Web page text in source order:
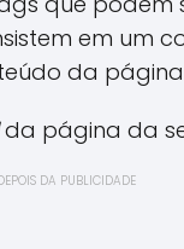
em um
da
da página da
DA PUBLICIDADE